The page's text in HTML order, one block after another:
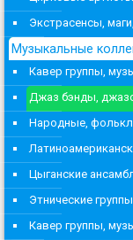
Экстрасенсы,
Музыкальные
Кавер группы,
Джаз бэнды,
Народные,
Цыганские
Этнические группы
Кавер группы,